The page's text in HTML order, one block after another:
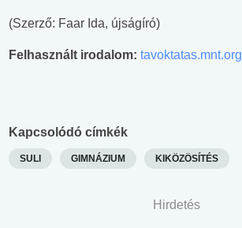
(Szerző: Faar Ida, újságíró)
Felhasznált irodalom: tavoktatas.mnt.org
Kapcsolódó címkék
SULI GIMNÁZIUM KIKÖZÖSÍTÉS
Hirdetés